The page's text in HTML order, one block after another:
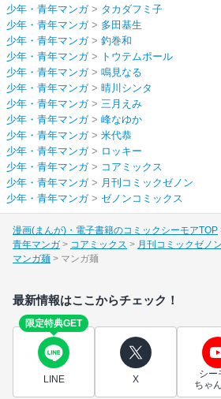
少年・青年マンガ> タカダフミ子
少年・青年マンガ> 多田基生
少年・青年マンガ> 釣巻和
少年・青年マンガ> トウテムポール
少年・青年マンガ> 鳴見なる
少年・青年マンガ> 晴川シンタ
少年・青年マンガ> 三月えみ
少年・青年マンガ> 峰なゆか
少年・青年マンガ> 米代恭
少年・青年マンガ> ロッキー
少年・青年マンガ> コアミックス
少年・青年マンガ> 月刊コミックゼノン
少年・青年マンガ> ゼノンコミックス
漫画(まんが)・電子書籍のコミックシーモアTOP
青年マンガ
コアミックス 月刊コミックゼノン
マンガ麺
マンガ麺
最新情報はここからチェック！
限定特典GET
LINE X
シー
ちゃ